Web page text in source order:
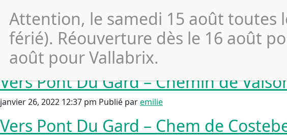
Archives
Vers Pont Du Gard – Chemin de la
janvier 26, 2022 12:37 pmPublié paremilie
Vers Pont Du Gard – Chemin de
janvier 26, 2022 12:37 pm Publié paremilie
Vers Pont Du Gard – Chem de
Attention, le samedi 15 août toutes
férié). Réouverture dès le 16 août
août pour Vallabrix.